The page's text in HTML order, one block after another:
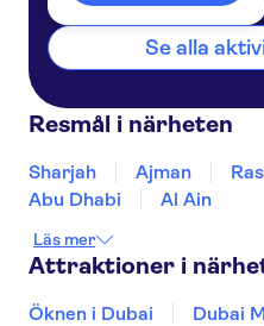
Se alla
Resmål i närheten
Sharjah Ajman
Abu Dhabi
Al Ain
Läs mer
Attraktioner i
Öknen i Dubai
Dubai